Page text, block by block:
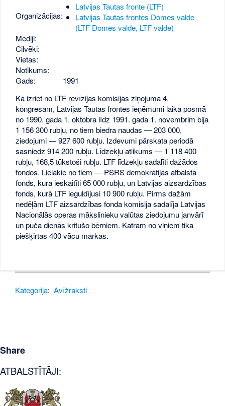
Organizācijas:
Latvijas Tautas fronte (LTF)
Latvijas Tautas frontes Domes valde
(LTF Domes valde, LTF valde)
Mediji:
Cilvēki:
Vietas:
Notikums:
Gads:
1991
Kā izriet no LTF revīzijas komisijas ziņojuma 4.
kongresam, Latvijas Tautas frontes ieņēmumi laika posmā
no 1990. gada 1. oktobra līdz 1991. gada 1. novembrim bija
1 156 300 rubļu, no tiem biedra naudas — 203 000,
ziedojumi — 927 600 rubļu. Izdevumi pārskata periodā
sasniedz 914 200 rubļu. Līdzekļu atlikums — 1 118 400
rubļu, 168,5 tūkstoši rubļu. LTF līdzekļu sadalīti dažādos
fondos. Lielākie no tiem — PSRS demokrātijas atbalsta
fonds, kura ieskaitīti 65 000 rubļu, un Latvijas aizsardzības
fonds, kurā LTF ieguldījusi 10 900 rubļu. Pirms dažām
nedēļām LTF aizsardzības fonda komisija sadalīja Latvijas
Nacionālās operas mākslinieku valūtas ziedojumu janvārī
un puča dienās kritušo bērniem. Katram no viņiem tika
piešķirtas 400 vācu markas.
Kategorija: Avīžraksti
Share
ATBALSTĪTĀJI: